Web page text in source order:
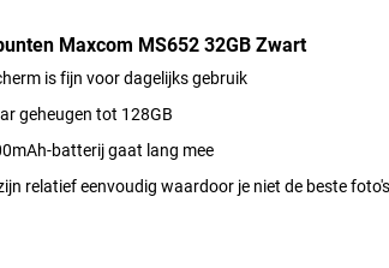
Maxcom MS652 32GB Zwart
is fijn voor dagelijks gebruik
geheugen tot 128GB
batterij gaat lang mee
relatief eenvoudig waardoor je niet de beste